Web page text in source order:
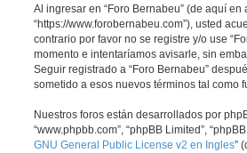
Al ingresar en “Foro Bernabeu” (de aquí en
“https://www.forobernabeu.com”), usted
contrario por favor no se registre y/o use
momento e intentaríamos avisarle, sin
Seguir registrado a “Foro Bernabeu”
sometido a esos nuevos términos tal como
Nuestros foros están desarrollados por
“www.phpbb.com”, “phpBB Limited”,
GNU General Public License v2 en Ingles”